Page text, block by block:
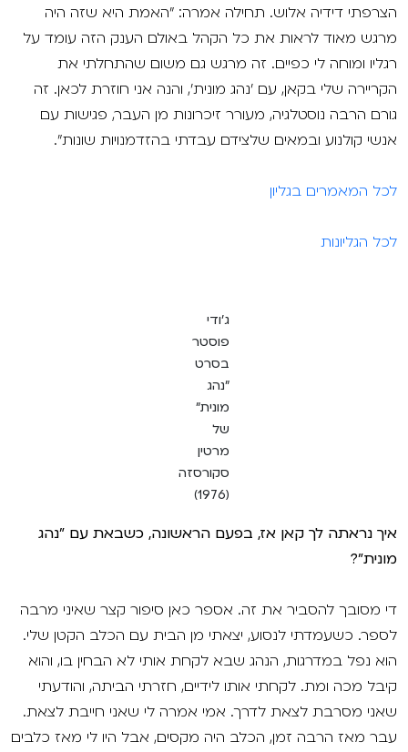
הצרפתי דידיה אלוש. תחילה אמרה: "האמת היא שזה היה
מרגש מאוד לראות את כל הקהל באולם הענק הזה עומד על
רגליו ומוחה לי כפיים. זה מרגש גם משום שהתחלתי את
הקריירה שלי בקאן, עם 'נהג מונית', והנה אני חוזרת לכאן. זה
גורם הרבה נוסטלגיה, מעורר זיכרונות מן העבר, פגישות עם
אנשי קולנוע ובמאים שלצידם עבדתי בהזדמנויות שונות".
לכל המאמרים בגליון
לכל הגליונות
ג'ודי
פוסטר
בסרט
"נהג
מונית"
של
מרטין
סקורסזה
(1976)
איך נראתה לך קאן אז, בפעם הראשונה, כשבאת עם "נהג
מונית"?
די מסובך להסביר את זה. אספר כאן סיפור קצר שאיני מרבה
לספר. כשעמדתי לנסוע, יצאתי מן הבית עם הכלב הקטן שלי.
הוא נפל במדרגות, הנהג שבא לקחת אותי לא הבחין בו, והוא
קיבל מכה ומת. לקחתי אותו לידיים, חזרתי הביתה, והודעתי
שאני מסרבת לצאת לדרך. אמי אמרה לי שאני חייבת לצאת.
עבר מאז הרבה זמן, הכלב היה מקסים, אבל היו לי מאז כלבים